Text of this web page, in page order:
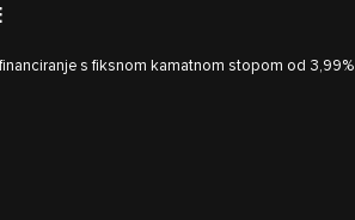
s fiksnom kamatnom stopom od 3,99%